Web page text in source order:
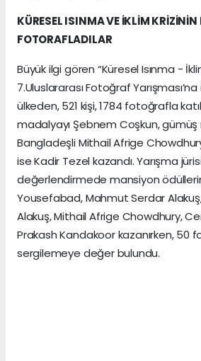
KÜRESEL ISINMA VE İKLİM KRİZİNİN
FOTORAFLADILAR
Büyük ilgi gören “Küresel Isınma -
7.Uluslararası Fotoğraf Yarışması’na
ülkeden, 521 kişi, 1784 fotoğrafla
madalyayı Şebnem Coşkun, gümüş
Bangladeşli Mithail Afrige
ise Kadir Tezel kazandı. Yarışma
değerlendirmede mansiyon
Yousefabad, Mahmut Serdar
Alakuş, Mithail Afrige Chowdhury,
Prakash Kandakoor kazanırken, 50
sergilemeye değer bulundu.